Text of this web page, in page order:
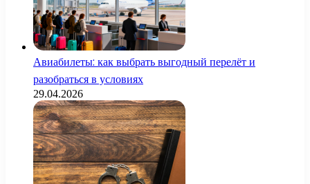
Авиабилеты: как выбрать выгодный перелёт и
разобраться в условиях
29.04.2026